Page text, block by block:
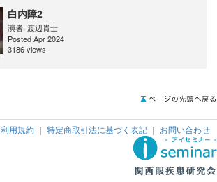
白内障2
演者: 渡辺貴士
Posted Apr 2024
3186 views
利用規約 ｜ 特定商取引法に基づく表記 ｜ お問い合わせ